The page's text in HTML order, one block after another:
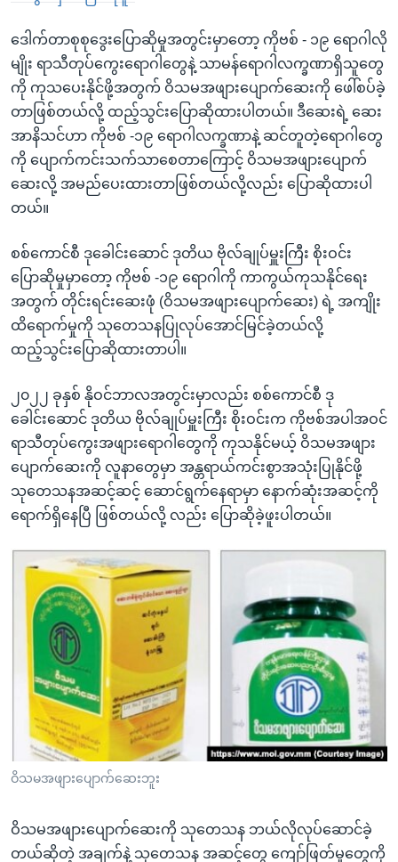
ဒေါက်တာစုစုဒွေးပြောဆိုမှုအတွင်းမှာတော့ ကိုဗစ် - ၁၉ ရောဂါလို
မျိုး ရာသီတုပ်ကွေးရောဂါတွေနဲ့ သာမန်ရောဂါလက္ခဏာရှိသူတွေ
ကို ကုသပေးနိုင်ဖို့အတွက် ဝိသမအဖျားပျောက်ဆေးကို ဖေါ်စပ်ခဲ့
တာဖြစ်တယ်လို့ ထည့်သွင်းပြောဆိုထားပါတယ်။ ဒီဆေးရဲ့ ဆေး
အာနိသင်ဟာ ကိုဗစ် -၁၉ ရောဂါလက္ခဏာနဲ့ ဆင်တူတဲ့ရောဂါတွေ
ကို ပျောက်ကင်းသက်သာစေတာကြောင့် ဝိသမအဖျားပျောက်
ဆေးလို့ အမည်ပေးထားတာဖြစ်တယ်လို့လည်း ပြောဆိုထားပါ
တယ်။
စစ်ကောင်စီ ဒုခေါင်းဆောင် ဒုတိယ ဗိုလ်ချုပ်မှူးကြီး စိုးဝင်း
ပြောဆိုမှုမှာတော့ ကိုဗစ် -၁၉ ရောဂါကို ကာကွယ်ကုသနိုင်ရေး
အတွက် တိုင်းရင်းဆေးဖုံ (ဝိသမအဖျားပျောက်ဆေး) ရဲ့ အကျိုး
ထိရောက်မှုကို သုတေသနပြုလုပ်အောင်မြင်ခဲ့တယ်လို့
ထည့်သွင်းပြောဆိုထားတာပါ။
၂၀၂၂ ခုနှစ် နိုဝင်ဘာလအတွင်းမှာလည်း စစ်ကောင်စီ ဒု
ခေါင်းဆောင် ဒုတိယ ဗိုလ်ချုပ်မှူးကြီး စိုးဝင်းက ကိုဗစ်အပါအဝင်
ရာသီတုပ်ကွေးအဖျားရောဂါတွေကို ကုသနိုင်မယ့် ဝိသမအဖျား
ပျောက်ဆေးကို လူနာတွေမှာ အန္တရာယ်ကင်းစွာအသုံးပြုနိုင်ဖို့
သုတေသနအဆင့်ဆင့် ဆောင်ရွက်နေရာမှာ နောက်ဆုံးအဆင့်ကို
ရောက်ရှိနေပြီ ဖြစ်တယ်လို့ လည်း ပြောဆိုခဲ့ဖူးပါတယ်။
ဝိသမအဖျားပျောက်ဆေးဘူး
ဝိသမအဖျားပျောက်ဆေးကို သုတေသန ဘယ်လိုလုပ်ဆောင်ခဲ့
တယ်ဆိုတဲ့ အချက်နဲ့ သုတေသန အဆင့်တွေ ကျော်ဖြတ်မှုတွေကို